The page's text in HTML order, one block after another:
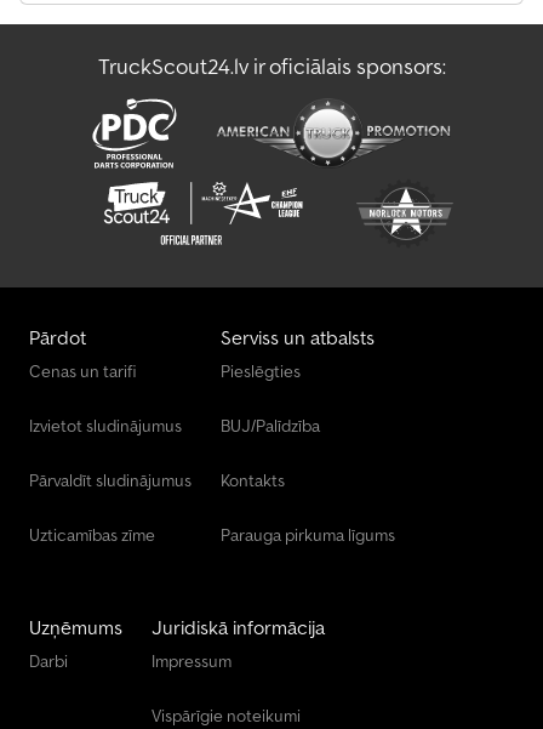
Transporta Tehnoloģija Lauksaimniecībai
Virsbūves / Brezenta Nomaiņa
TruckScout24.lv ir oficiālais sponsors:
Pārdot
Cenas un tarifi
Izvietot sludinājumus
Pārvaldīt sludinājumus
Uzticamības zīme
Serviss un atbalsts
Pieslēgties
BUJ/Palīdzība
Kontakts
Parauga pirkuma līgums
Uzņēmums
Darbi
Juridiskā informācija
Impressum
Vispārīgie noteikumi